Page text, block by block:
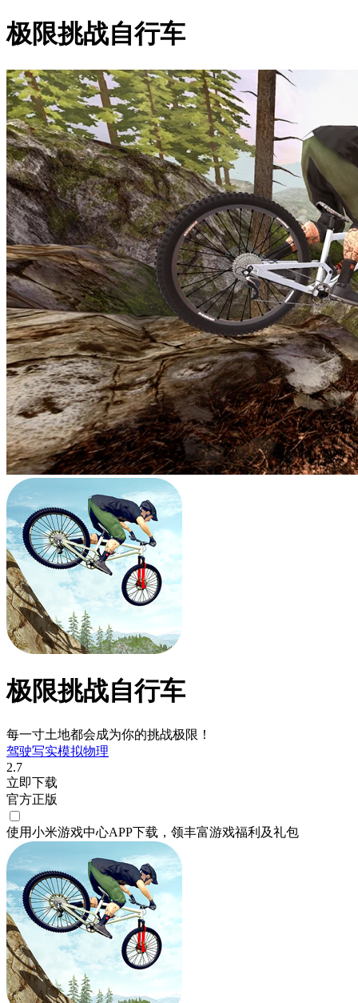
极限挑战自行车
极限挑战自行车
每一寸土地都会成为你的挑战极限！
驾驶写实模拟物理
2.7
立即下载
官方正版
使用小米游戏中心APP下载 ，领丰富游戏福利 及礼包